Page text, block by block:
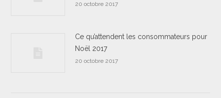
20 octobre 2017
Ce qu’attendent les consommateurs pour
Noël 2017
20 octobre 2017